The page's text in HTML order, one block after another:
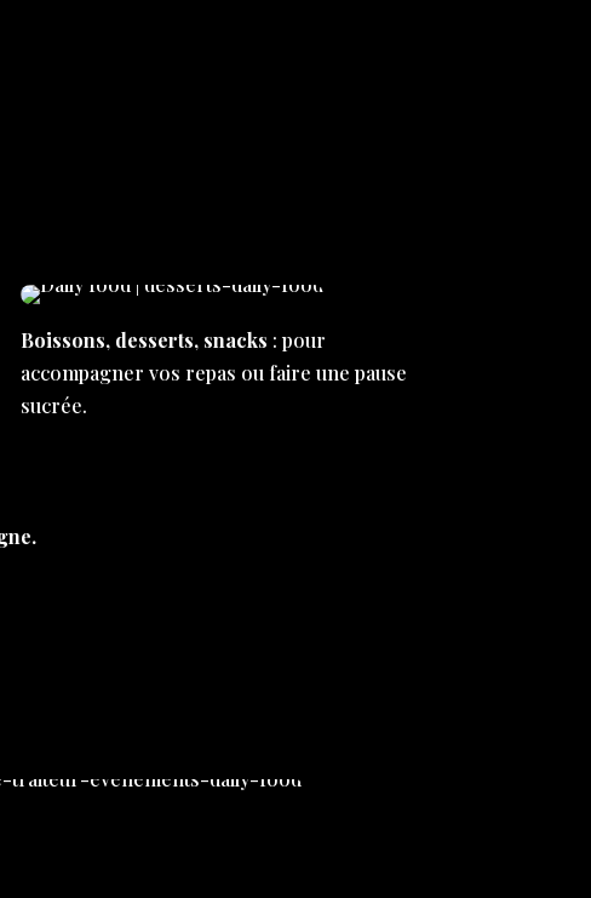
Boissons, desserts, snacks : pour
accompagner vos repas ou faire une pause
sucrée.